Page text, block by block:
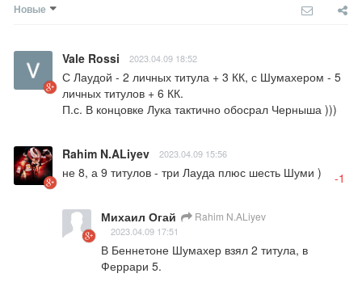
Новые
Vale Rossi 2023.04.09 18:52
С Лаудой - 2 личных титула + 3 КК, с Шумахером - 5
личных титулов + 6 КК.
П.с. В концовке Лука тактично обосрал Черныша )))
Rahim N.ALiyev 2023.04.09 15:56
не 8, а 9 титулов - три Лауда плюс шесть Шуми ) -1
Михаил Огай Rahim N.ALiyev
2023.04.09 17:51
В Беннетоне Шумахер взял 2 титула, в
Феррари 5.